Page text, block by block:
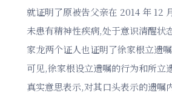
就证明了原被告父亲在 2014 年 12
未患有精神性疾病,处于意识清醒状
家龙两个证人也证明了徐家根立遗
可见,徐家根设立遗嘱的行为和所立
真实意思表示,对其口头表示的遗嘱